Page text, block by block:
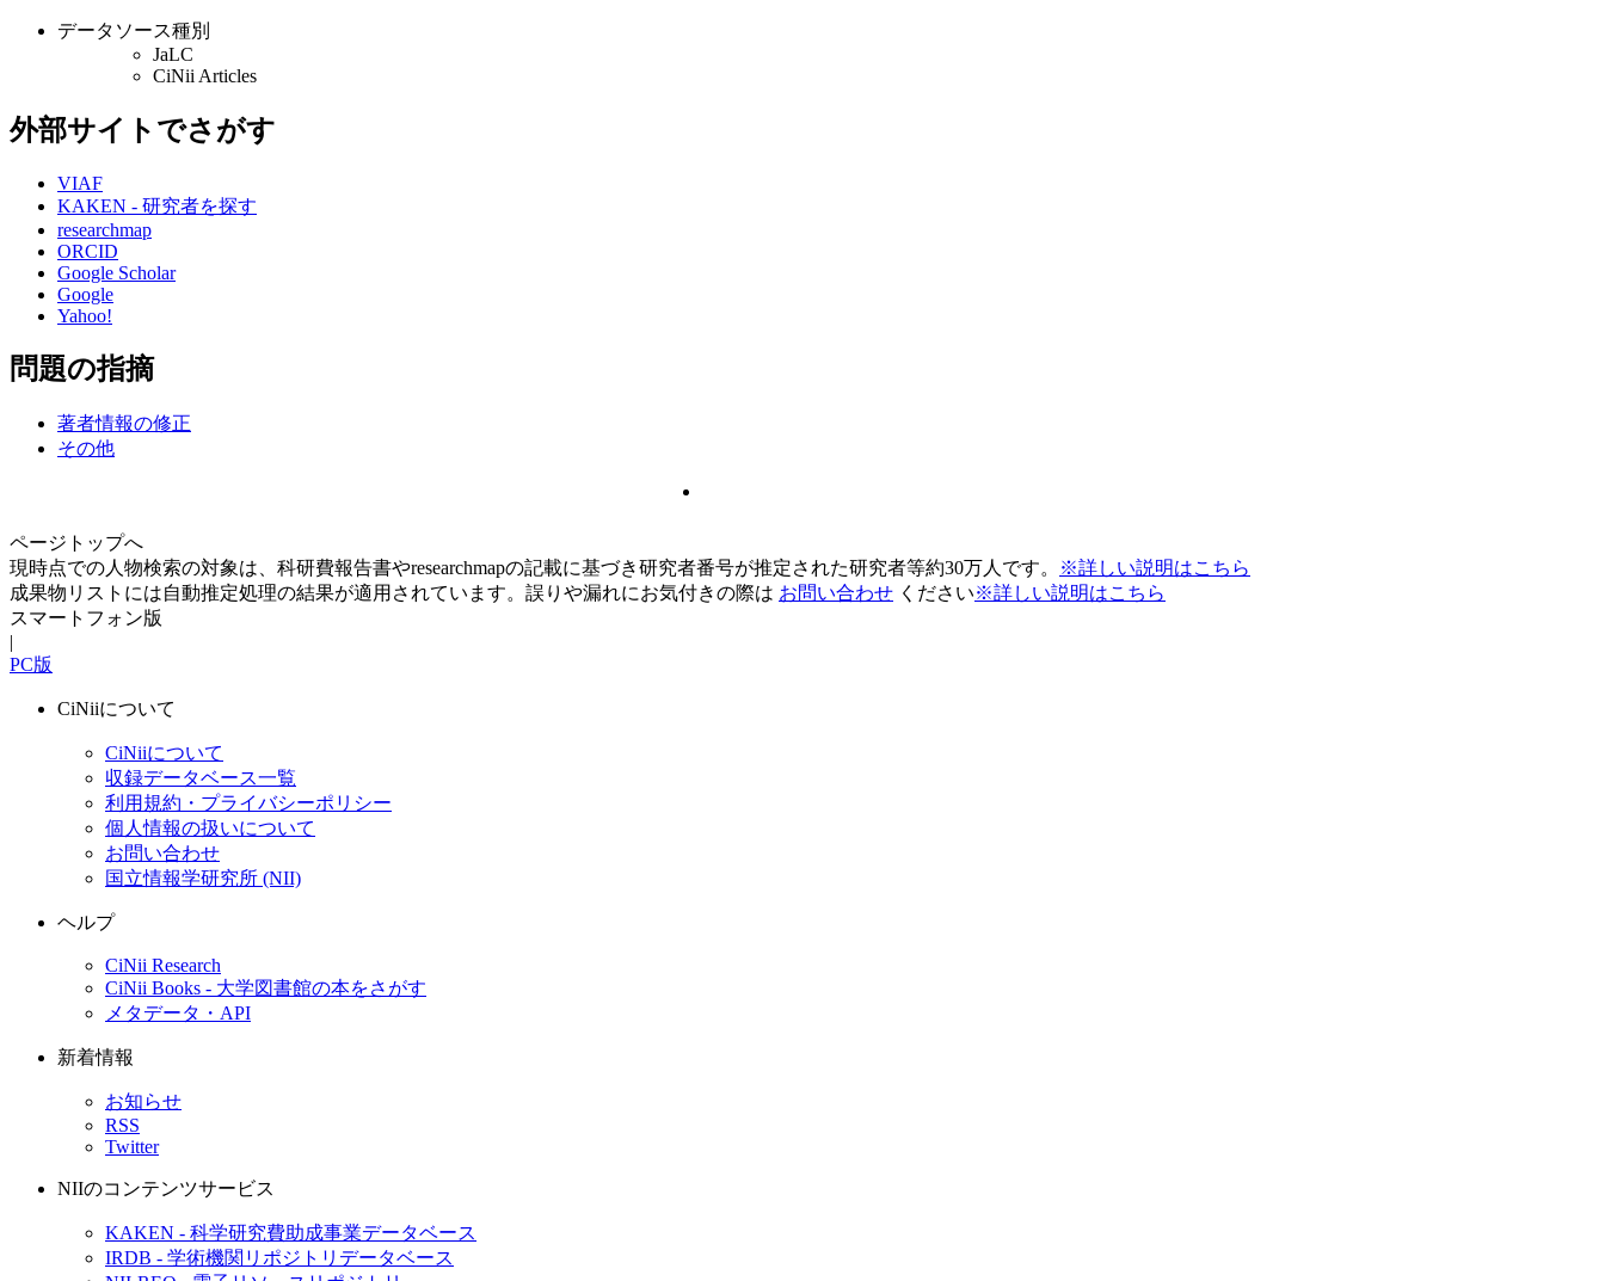
データソース種別
JaLC
CiNii Articles
外部サイトでさがす
VIAF
KAKEN - 研究者を探す
researchmap
ORCID
Google Scholar
Google
Yahoo!
問題の指摘
著者情報の修正
その他
ページトップへ
現時点での人物検索の対象は、科研費報告書やresearchmapの記載に基づき研究者番号が推定された研究者等約30万人です。
※詳しい説明はこちら
成果物リストには自動推定処理の結果が適用されています。誤りや漏れにお気付きの際は お問い合わせ ください※詳しい説明はこちら
スマートフォン版
|
PC版
CiNiiについて
CiNiiについて
収録データベース一覧
利用規約・プライバシーポリシー
個人情報の扱いについて
お問い合わせ
国立情報学研究所 (NII)
ヘルプ
CiNii Research
CiNii Books - 大学図書館の本をさがす
メタデータ・API
新着情報
お知らせ
RSS
Twitter
NIIのコンテンツサービス
KAKEN - 科学研究費助成事業データベース
IRDB - 学術機関リポジトリデータベース